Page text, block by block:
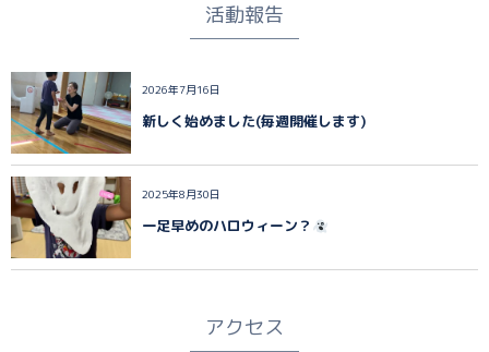
活動報告
2026年7月16日
新しく始めました(毎週開催します)
2025年8月30日
一足早めのハロウィーン？
アクセス